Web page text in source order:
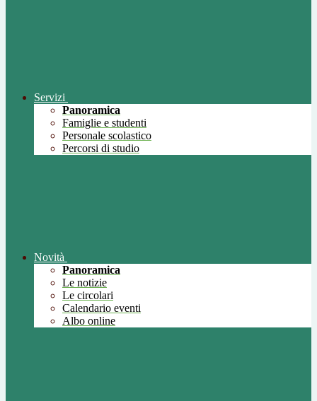
Servizi
Panoramica
Famiglie e studenti
Personale scolastico
Percorsi di studio
Novità
Panoramica
Le notizie
Le circolari
Calendario eventi
Albo online